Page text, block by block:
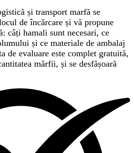
și transport marfă se
de încărcare și vă propune
câți hamali sunt necesari, ce
și ce materiale de ambalaj
de evaluare este complet gratuită,
mărfii, și se desfășoară